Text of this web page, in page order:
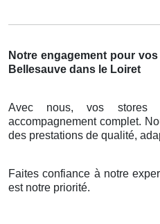
Notre engagement pour
Bellesauve dans le Loiret
Avec nous, vos stores
accompagnement complet.
des prestations de qualité,
Faites confiance à notre
est notre priorité.